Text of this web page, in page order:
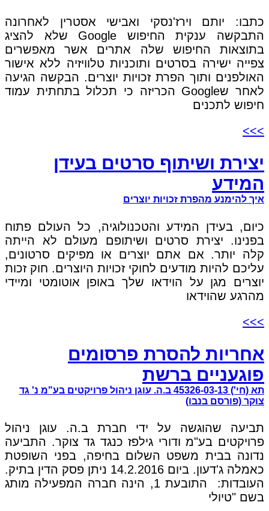
כתבו: יותם וירז'נסקי ואבישי אסטרין לאחרונה
התבקשה ענקית החיפוש Google שלא להציג
בתוצאות החיפוש שלה אתרים אשר מאפשרים
צפייה ישירה בסרטים ותוכניות טלוויזיה ללא אישור
האולפנים ותוך הפרת זכויות יוצרים. הבקשה הגיעה
לאחר שGoogle הכריזה כי תכלול בתחתית עמוד
חיפוש לתכנים
>>>
יצירת ושיתוף סרטים בעידן
המידע
איך להימנע מהפרת זכויות יוצרים
כיום, בעידן המידע והטכנולוגיה, כל העולם פתוח
בפנינו. יצירת סרטים ושיתופם מעולם לא הייתה
קלה יותר. אם אתם יוצרים או מפיקים סרטונים,
עליכם להיות מודעים לחוקי זכויות היוצרים. חוק זכות
יוצרים מגן על הוידאו שלך באופן אוטומטי ומיידי
מהרגע שהוידאו
>>>
אחריות להסרת פרסומים
פוגעניים ברשת
תא (חי') 45326-03-13 ב.ה. עוגן ניהול פרויקטים בע"מ נ' גד
צוקר (פורסם בנבו)
תביעה שהוגשה על ידי חברת ב.ה. עוגן ניהול
פרויקטים בע"מ ודורי גילפז כנגד גד צוקר. התביעה
נדונה בבית משפט השלום בחיפה, בפני השופטת
כאמלה ג'דעון. ביום 14.2.2016 ניתן פסק הדין בתיק.
העובדות: התובעת 1, הינה חברה המפעילה מותג
בשם "טיולי